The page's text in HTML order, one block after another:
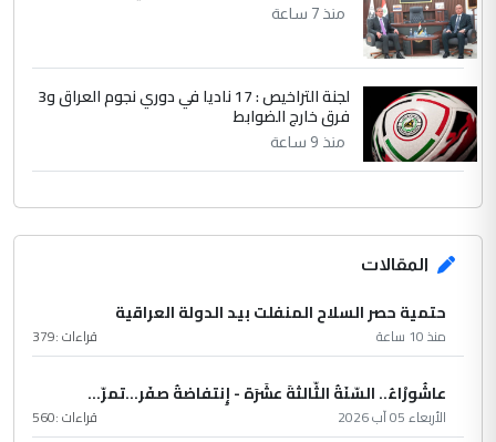
منذ 7 ساعة
لجنة التراخيص : 17 ناديا في دوري نجوم العراق و3
فرق خارج الضوابط
منذ 9 ساعة
المقالات
حتمية حصر السلاح المنفلت بيد الدولة العراقية
منذ 10 ساعة قراءات :379
عاشُورْاءُ.. السّنَةُ الثّالثةَ عشَرَة - إِنتفاضةُ صفَر…تمرّ...
الأربعاء 05 آب 2026 قراءات :560